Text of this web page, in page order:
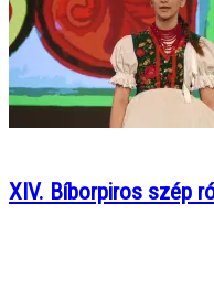
XIV. Bíborpiros szép